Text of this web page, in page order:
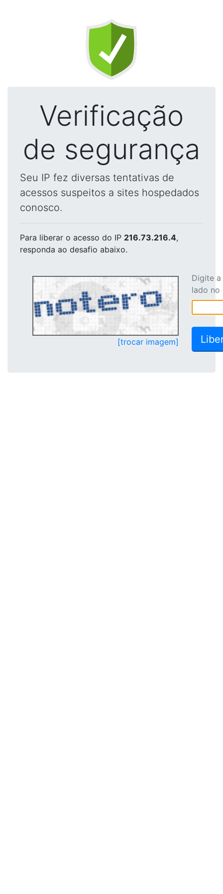
Verificação
de segurança
Seu IP fez diversas tentativas de
acessos suspeitos a sites hospedados
conosco.
Para liberar o acesso do IP 216.73.216.4,
responda ao desafio abaixo.
[trocar imagem]
Digite
lado no